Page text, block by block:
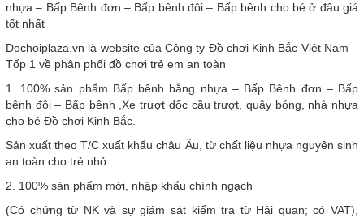
nhựa – Bấp Bênh đơn – Bấp bênh đôi – Bấp bênh cho bé ở đâu giá
tốt nhất
Dochoiplaza.vn là website của Công ty Đồ chơi Kinh Bắc Việt Nam –
Tốp 1 về phân phối đồ chơi trẻ em an toàn
1. 100% sản phẩm Bấp bênh bằng nhựa – Bấp Bênh đơn – Bấp
bênh đôi – Bấp bênh ,Xe trượt dốc cầu trượt, quây bóng, nhà nhựa
cho bé Đồ chơi Kinh Bắc.
Sản xuất theo T/C xuất khẩu châu Âu, từ chất liệu nhựa nguyên sinh
an toàn cho trẻ nhỏ
2. 100% sản phẩm mới, nhập khẩu chính ngạch
(Có chứng từ NK và sự giám sát kiểm tra từ Hải quan; có VAT),